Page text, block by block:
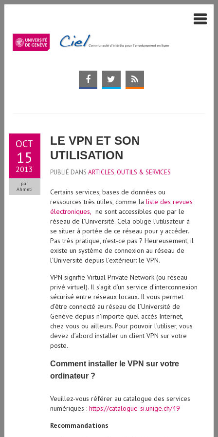
OCT
15
2013
par
Ahmeti
LE VPN ET SON
UTILISATION
PUBLIÉ DANS ARTICLES,OUTILS & SERVICES
Certains services, bases de données ou
ressources très utiles, comme la liste des revues
électroniques, ne sont accessibles que par le
réseau de l’Université. Cela oblige l’utilisateur à
se situer à portée de ce réseau pour y accéder.
Pas très pratique, n’est-ce pas ? Heureusement, il
existe un système de connexion au réseau de
l’Université depuis l’extérieur: le VPN.
VPN signifie Virtual Private Network (ou réseau
privé virtuel). Il s’agit d’un service d’interconnexion
sécurisé entre réseaux locaux. Il vous permet
d’être connecté au réseau de l’Université de
Genève depuis n’importe quel accès Internet,
chez vous ou ailleurs. Pour pouvoir l’utiliser, vous
devez d’abord installer un client VPN sur votre
poste.
Comment installer le VPN sur votre
ordinateur ?
Veuillez-vous référer au catalogue des services
numériques : https://catalogue-si.unige.ch/49
Recommandations